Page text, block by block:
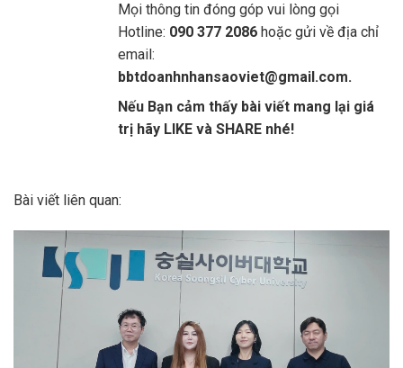
Mọi thông tin đóng góp vui lòng gọi
Hotline: 090 377 2086 hoặc gửi về địa chỉ
email:
bbtdoanhnhansaoviet@gmail.com.
Nếu Bạn cảm thấy bài viết mang lại giá
trị hãy LIKE và SHARE nhé!
Bài viết liên quan: